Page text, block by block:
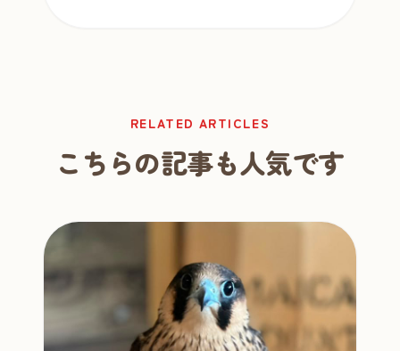
RELATED ARTICLES
こちらの記事も人気です